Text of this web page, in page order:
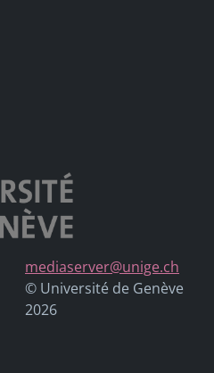
mediaserver@unige.ch
© Université de Genève
2026